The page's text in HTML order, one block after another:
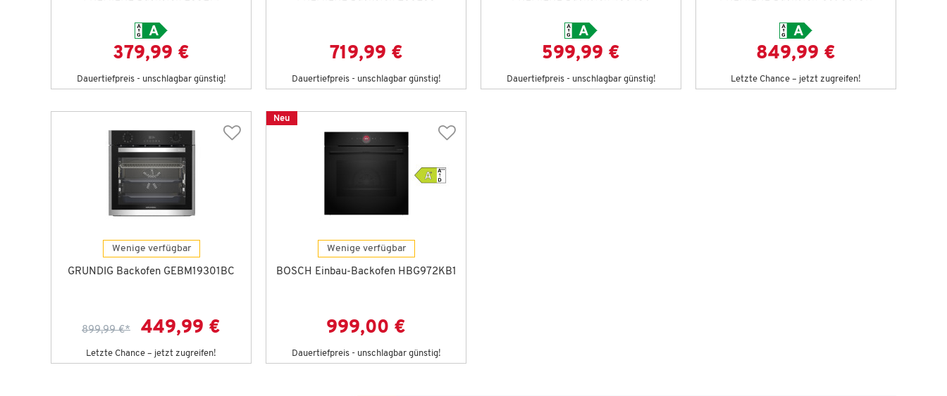
379,99 €
Dauertiefpreis - unschlagbar günstig!
719,99 €
Dauertiefpreis - unschlagbar günstig!
599,99 €
Dauertiefpreis - unschlagbar günstig!
849,99 €
Letzte Chance – jetzt zugreifen!
Wenige verfügbar
GRUNDIG Backofen GEBM19301BC
899,99 €* 449,99 €
Letzte Chance – jetzt zugreifen!
Neu
Wenige verfügbar
BOSCH Einbau-Backofen HBG972KB1
999,00 €
Dauertiefpreis - unschlagbar günstig!